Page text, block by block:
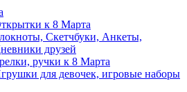
к 8 Марта
Скетчбуки, Анкеты,
друзей
ручки к 8 Марта
для девочек, игровые наборы